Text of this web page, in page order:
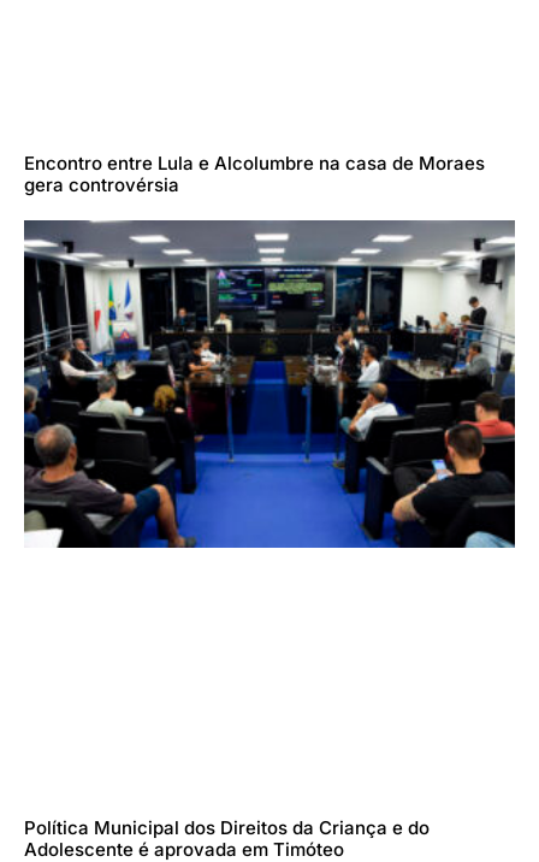
Encontro entre Lula e Alcolumbre na casa de Moraes
gera controvérsia
Política Municipal dos Direitos da Criança e do
Adolescente é aprovada em Timóteo